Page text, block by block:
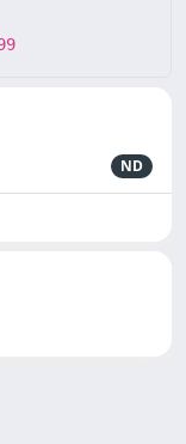
ND